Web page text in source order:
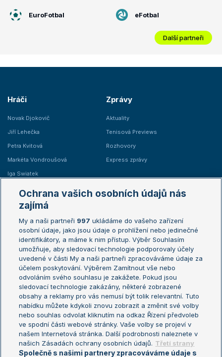
EuroFotbal eFotbal
Další partneři
Hráči
Novak Djokovič
Jiří Lehečka
Petra Kvitová
Markéta Vondroušová
Iga Swiatek
Zprávy
Aktuality
Tenisová Previews
Rozhovory
Express zprávy
Žebříčky
Žebříček ATP (muži)
Žebříček WTA (ženy)
Sázkařský žebříček
Australian Open
French Open
Wimbledon
US Open
Turnaj mistrů
Turnaj mistryň
Aktualní trendy
Fotbalové přestupy
Livesport Daily
LS Prague Open
Ochrana vašich osobních údajů nás
zajímá
My a naši partneři 997 ukládáme do vašeho zařízení
osobní údaje, jako jsou údaje o prohlížení nebo jedinečné
identifikátory, a máme k nim přístup. Výběr Souhlasím
umožňuje, aby sledovací technologie podporovaly účely
uvedené v části My a naši partneři zpracováváme údaje za
účelem poskytování. Výběrem Zamítnout vše nebo
odvoláním svého souhlasu je zakážete. Pokud jsou
sledovací technologie zakázány, některé zobrazené
obsahy a reklamy pro vás nemusí být tolik relevantní. Tuto
nabídku můžete kdykoli znovu zobrazit a změnit své volby
nebo souhlas odvolat kliknutím na odkaz Řízení předvoleb
ve spodní části webové stránky. Vaše volby se projeví v
našem Internetová stránka. Další podrobnosti naleznete v
našich Zásadách ochrany osobních údajů. Třetí strany
Společně s našimi partnery zpracováváme údaje s